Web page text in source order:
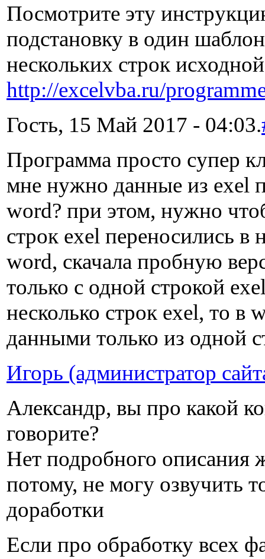
Посмотрите эту
подстановку в один
нескольких строк
http://excelvba.ru/
Гость, 15 Май 2017 - 04:03.
Программа просто супер
мне нужно данные из exel
word? при этом, нужно
строк exel переносились в
word, скачала пробную
только с одной строкой
несколько строк exel, то в
данными только из одной
Игорь (администратор
Александр, вы про какой
говорите?
Нет подробного описания
потому, не могу озвучить
доработки
Если про обработку всех